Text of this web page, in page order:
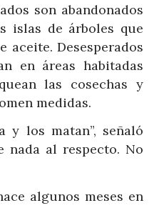
son abandonados
islas de árboles que
aceite. Desesperados
en áreas habitadas
las cosechas y
medidas.
y los matan”, señaló
nada al respecto. No
algunos meses en